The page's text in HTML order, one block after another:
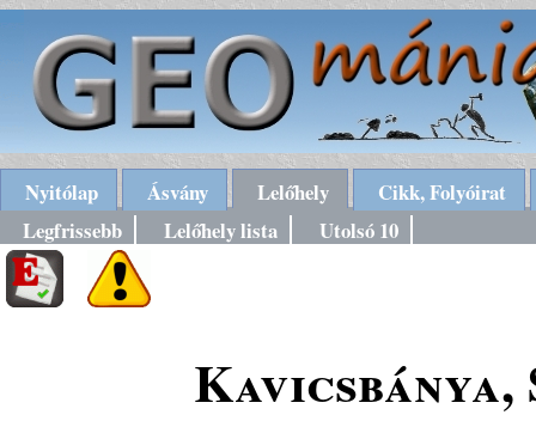
Nyitólap Ásvány Lelőhely
Cikk, Folyóirat
Legfrissebb
Lelőhely lista Utolsó 10